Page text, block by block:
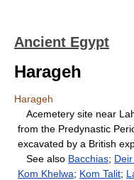
Ancient Egypt
Harageh
Harageh
Acemetery site near
from the Predynastic
excavated by a British
See also Bacchias;
Kom Khelwa; Kom Talit;